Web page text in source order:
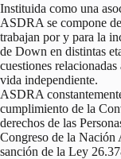
Instituida como una
ASDRA se compone
trabajan por y para la
de Down en distintas
cuestiones
vida independiente.
ASDRA
cumplimiento de la
derechos de las
Congreso de la Nación
sanción de la Ley